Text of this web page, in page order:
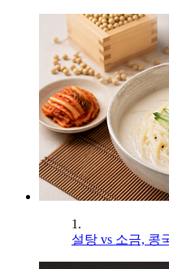
1.
설탕 vs 소금, 콩